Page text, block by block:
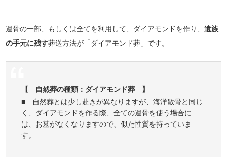
遺骨の一部、もしくは全てを利用して、ダイアモンドを作り、遺族
の手元に残す葬送方法が「ダイアモンド葬」です。
【 自然葬の種類：ダイアモンド葬 】
■ 自然葬とは少し赴きが異なりますが、海洋散骨と同じ
く、ダイアモンドを作る際、全ての遺骨を使う場合に
は、お墓がなくなりますので、似た性質を持っていま
す。